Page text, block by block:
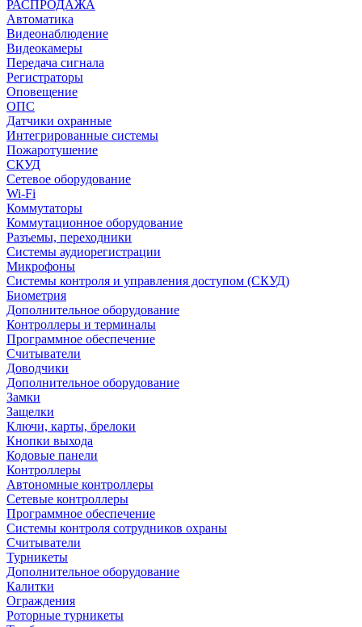
РАСПРОДАЖА
Автоматика
Видеонаблюдение
Видеокамеры
Передача сигнала
Регистраторы
Оповещение
ОПС
Датчики охранные
Интегрированные системы
Пожаротушение
СКУД
Сетевое оборудование
Wi-Fi
Коммутаторы
Коммутационное оборудование
Разъемы, переходники
Системы аудиорегистрации
Микрофоны
Системы контроля и управления доступом (СКУД)
Биометрия
Дополнительное оборудование
Контроллеры и терминалы
Программное обеспечение
Считыватели
Доводчики
Дополнительное оборудование
Замки
Защелки
Ключи, карты, брелоки
Кнопки выхода
Кодовые панели
Контроллеры
Автономные контроллеры
Сетевые контроллеры
Программное обеспечение
Системы контроля сотрудников охраны
Считыватели
Турникеты
Дополнительное оборудование
Калитки
Ограждения
Роторные турникеты